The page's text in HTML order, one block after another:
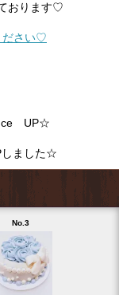
おります♡
ださい♡
UP☆
ました☆
No.3